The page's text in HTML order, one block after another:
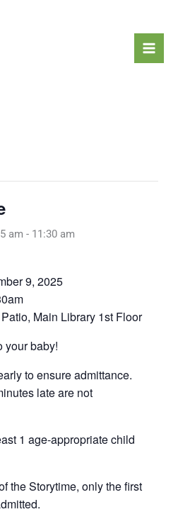
am - 11:30 am
9, 2025
Main Library 1st Floor
your baby!
to ensure admittance.
late are not
1 age-appropriate child
the Storytime, only the first